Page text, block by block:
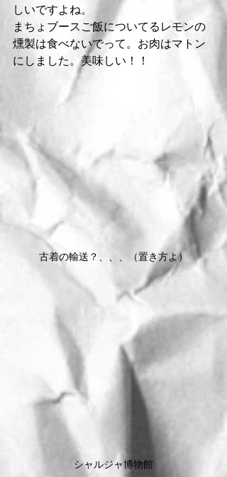
しいですよね。
まちょブースご飯についてるレモンの
燻製は食べないでって。お肉はマトン
にしました。美味しい！！
古着の輸送？、、、（置き方よ）
シャルジャ博物館